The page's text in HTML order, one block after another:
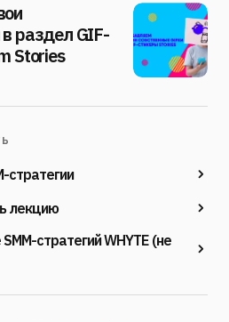
раздел GIF-
Stories
стратегии
лекцию
стратегий WHYTE (не